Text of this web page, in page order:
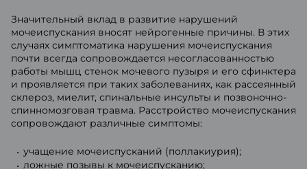
Значительный вклад в развитие нарушений
мочеиспускания вносят нейрогенные причины. В этих
случаях симптоматика нарушения мочеиспускания
почти всегда сопровождается несогласованностью
работы мышц стенок мочевого пузыря и его сфинктера
и проявляется при таких заболеваниях, как рассеянный
склероз, миелит, спинальные инсульты и позвоночно-
спинномозговая травма. Расстройство мочеиспускания
сопровождают различные симптомы:
учащение мочеиспусканий (поллакиурия);
ложные позывы к мочеиспусканию;